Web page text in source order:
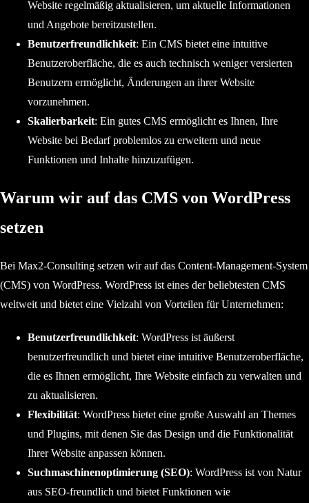
Website regelmäßig aktualisieren, um aktuelle Informationen
und Angebote bereitzustellen.
Benutzerfreundlichkeit: Ein CMS bietet eine intuitive
Benutzeroberfläche, die es auch technisch weniger versierten
Benutzern ermöglicht, Änderungen an ihrer Website
vorzunehmen.
Skalierbarkeit: Ein gutes CMS ermöglicht es Ihnen, Ihre
Website bei Bedarf problemlos zu erweitern und neue
Funktionen und Inhalte hinzuzufügen.
Warum wir auf das CMS von WordPress
setzen
Bei Max2-Consulting setzen wir auf das Content-Management-System
(CMS) von WordPress. WordPress ist eines der beliebtesten CMS
weltweit und bietet eine Vielzahl von Vorteilen für Unternehmen:
Benutzerfreundlichkeit: WordPress ist äußerst
benutzerfreundlich und bietet eine intuitive Benutzeroberfläche,
die es Ihnen ermöglicht, Ihre Website einfach zu verwalten und
zu aktualisieren.
Flexibilität: WordPress bietet eine große Auswahl an Themes
und Plugins, mit denen Sie das Design und die Funktionalität
Ihrer Website anpassen können.
Suchmaschinenoptimierung (SEO): WordPress ist von Natur
aus SEO-freundlich und bietet Funktionen wie